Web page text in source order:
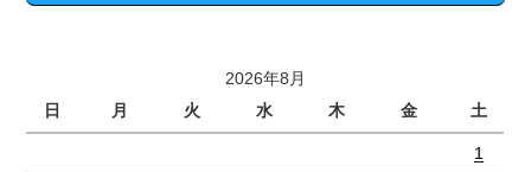
2026年8月
日
月 火 水 木 金 土
1